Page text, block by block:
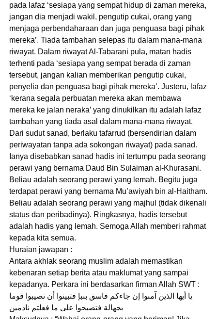
pada lafaz ‘sesiapa yang sempat hidup di zaman mereka,
jangan dia menjadi wakil, pengutip cukai, orang yang
menjaga perbendaharaan dan juga penguasa bagi pihak
mereka’. Tiada tambahan selepas itu dalam mana-mana
riwayat. Dalam riwayat Al-Tabarani pula, matan hadis
terhenti pada ‘sesiapa yang sempat berada di zaman
tersebut, jangan kalian memberikan pengutip cukai,
penyelia dan penguasa bagi pihak mereka’. Justeru, lafaz
‘kerana segala perbuatan mereka akan membawa
mereka ke jalan neraka’ yang dinukilkan itu adalah lafaz
tambahan yang tiada asal dalam mana-mana riwayat.
Dari sudut sanad, berlaku tafarrud (bersendirian dalam
periwayatan tanpa ada sokongan riwayat) pada sanad.
Ianya disebabkan sanad hadis ini tertumpu pada seorang
perawi yang bernama Daud Bin Sulaiman al-Khurasani.
Beliau adalah seorang perawi yang lemah. Begitu juga
terdapat perawi yang bernama Mu’awiyah bin al-Haitham.
Beliau adalah seorang perawi yang majhul (tidak dikenali
status dan peribadinya). Ringkasnya, hadis tersebut
adalah hadis yang lemah. Semoga Allah memberi rahmat
kepada kita semua.
Huraian jawapan :
Antara akhlak seorang muslim adalah memastikan
kebenaran setiap berita atau maklumat yang sampai
kepadanya. Perkara ini berdasarkan firman Allah SWT :
يا أيها الذين آمنوا إن جاءكم فاسق بنبإ فتبينوا أن تصيبوا قوما
بجهالة فتصبحوا على ما فعلتم نادمين